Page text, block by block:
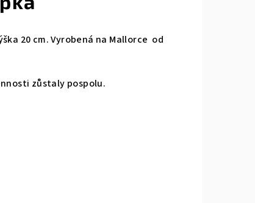
20 cm. Vyrobená na Mallorce od
zůstaly pospolu.